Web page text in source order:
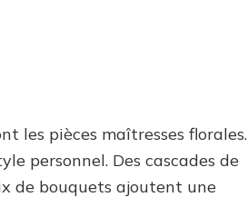
les pièces maîtresses florales.
personnel. Des cascades de
de bouquets ajoutent une